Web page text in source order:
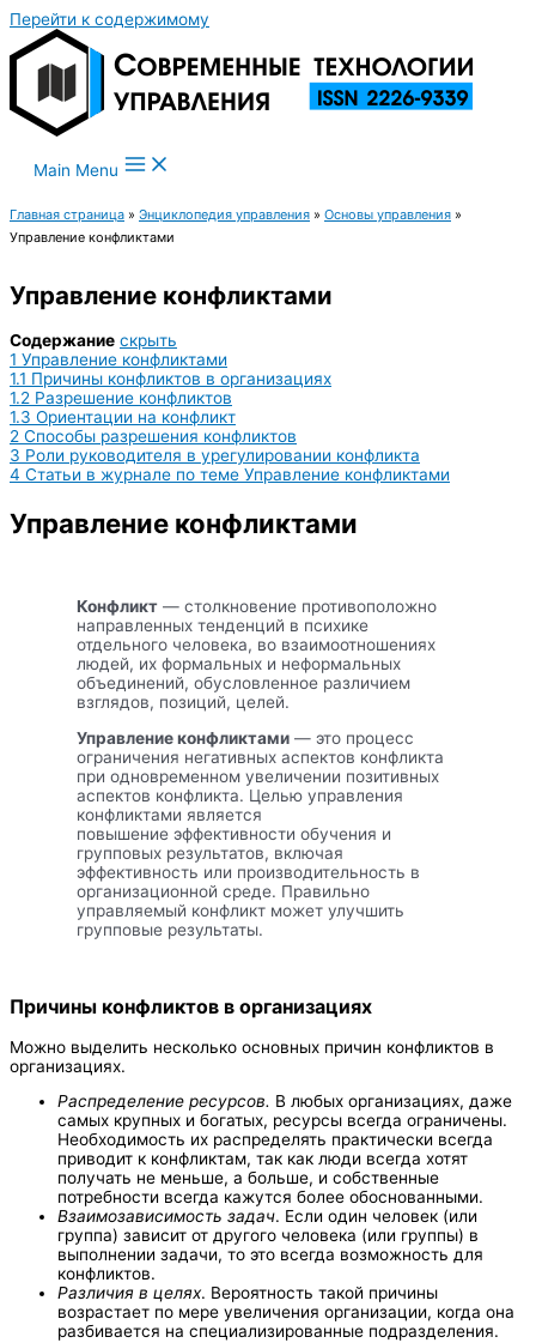
Перейти к содержимому
Main Menu
Главная страница » Энциклопедия управления » Основы управления »
Управление конфликтами
Управление конфликтами
Содержание скрыть
1 Управление конфликтами
1.1 Причины конфликтов в организациях
1.2 Разрешение конфликтов
1.3 Ориентации на конфликт
2 Способы разрешения конфликтов
3 Роли руководителя в урегулировании конфликта
4 Статьи в журнале по теме Управление конфликтами
Управление конфликтами
Конфликт — столкновение противоположно
направленных тенденций в психике
отдельного человека, во взаимоотношениях
людей, их формальных и неформальных
объединений, обусловленное различием
взглядов, позиций, целей.
Управление конфликтами — это процесс
ограничения негативных аспектов конфликта
при одновременном увеличении позитивных
аспектов конфликта. Целью управления
конфликтами является
повышение эффективности обучения и
групповых результатов, включая
эффективность или производительность в
организационной среде. Правильно
управляемый конфликт может улучшить
групповые результаты.
Причины конфликтов в организациях
Можно выделить несколько основных причин конфликтов в
организациях.
Распределение ресурсов. В любых организациях, даже
самых крупных и богатых, ресурсы всегда ограничены.
Необходимость их распределять практически всегда
приводит к конфликтам, так как люди всегда хотят
получать не меньше, а больше, и собственные
потребности всегда кажутся более обоснованными.
Взаимозависимость задач. Если один человек (или
группа) зависит от другого человека (или группы) в
выполнении задачи, то это всегда возможность для
конфликтов.
Различия в целях. Вероятность такой причины
возрастает по мере увеличения организации, когда она
разбивается на специализированные подразделения.